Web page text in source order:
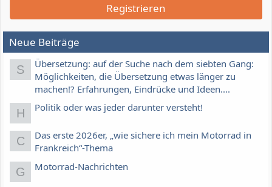
Registrieren
Neue Beiträge
S
Übersetzung: auf der Suche nach dem siebten Gang:
Möglichkeiten, die Übersetzung etwas länger zu
machen!? Erfahrungen, Eindrücke und Ideen....
H Politik oder was jeder darunter versteht!
C
Das erste 2026er, „wie sichere ich mein Motorrad in
Frankreich“-Thema
G Motorrad-Nachrichten